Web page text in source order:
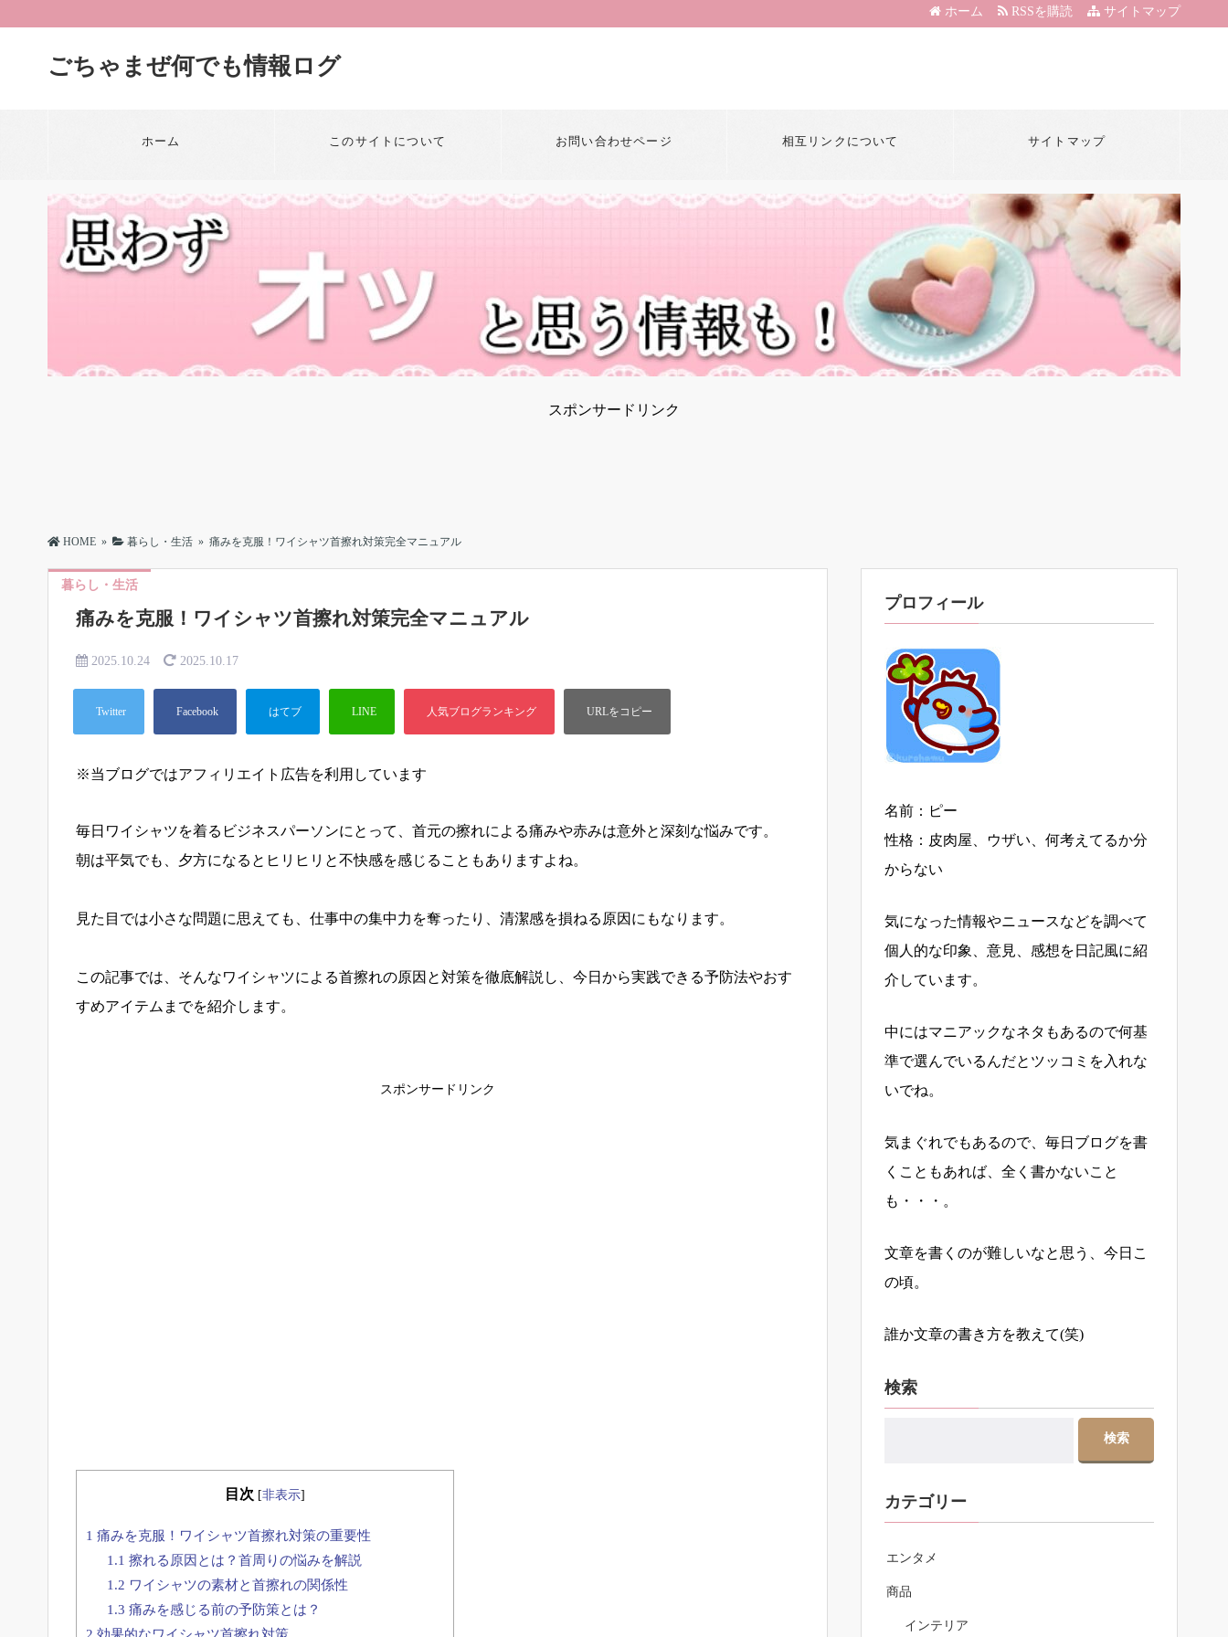
サイトマップ
RSSを購読
ホーム
ごちゃまぜ何でも情報ログ
ホーム このサイトについて お問い合わせページ 相互リンクについて サイトマップ
スポンサードリンク
HOME » 暮らし・生活 » 痛みを克服！ワイシャツ首擦れ対策完全マニュアル
暮らし・生活
痛みを克服！ワイシャツ首擦れ対策完全マニュアル
2025.10.24 2025.10.17
※当ブログではアフィリエイト広告を利用しています
毎日ワイシャツを着るビジネスパーソンにとって、首元の擦れによる痛みや赤みは意外と深刻な悩みです。
朝は平気でも、夕方になるとヒリヒリと不快感を感じることもありますよね。
見た目では小さな問題に思えても、仕事中の集中力を奪ったり、清潔感を損ねる原因にもなります。
この記事では、そんなワイシャツによる首擦れの原因と対策を徹底解説し、今日から実践できる予防法やおす
すめアイテムまでを紹介します。
スポンサードリンク
目次 [非表示]
1 痛みを克服！ワイシャツ首擦れ対策の重要性
1.1 擦れる原因とは？首周りの悩みを解説
1.2 ワイシャツの素材と首擦れの関係性
1.3 痛みを感じる前の予防策とは？
プロフィール
名前：ピー
性格：皮肉屋、ウザい、何考えてるか分
からない
気になった情報やニュースなどを調べて
個人的な印象、意見、感想を日記風に紹
介しています。
中にはマニアックなネタもあるので何基
準で選んでいるんだとツッコミを入れな
いでね。
気まぐれでもあるので、毎日ブログを書
くこともあれば、全く書かないこと
も・・・。
文章を書くのが難しいなと思う、今日こ
の頃。
誰か文章の書き方を教えて(笑)
検索
カテゴリー
エンタメ
商品
インテリア